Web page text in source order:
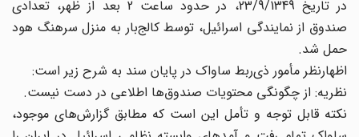
در تاریخ 23/9/1349، در حدود ساعت 2 بعد از ظهر، تعدادی
صندوق از نمایندگی اسرائیل، توسط کالج‌بار به منزل سرهنگ هود
حمل شد.
اظهارنظر مأمور ذی‌ربط ساواک در پایان سند به شرح زیر است:
نظریه: از چگونگی محتویات صندوق‌ها اطلاعی در دست نیست.
نکته قابل توجه و تأمل این است که مطابق گزارش‌های موجود،